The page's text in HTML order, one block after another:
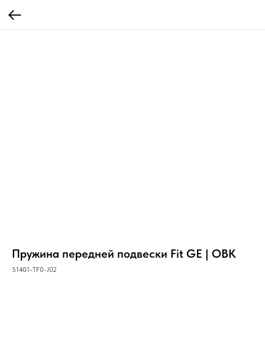
Пружина передней подвески Fit GE | OBK
51401-TF0-J02